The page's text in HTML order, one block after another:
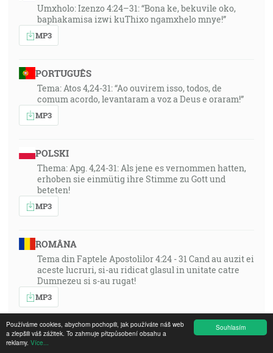
Souhlasím
Používáme cookies, abychom pochopili, jak používáte náš web
a zlepšili váš zážitek. To zahrnuje přizpůsobení obsahu a
reklamy. Více...
Umxholo: Izenzo 4:24–31: “Bona ke, bekuvile oko,
baphakamisa izwi kuThixo ngamxhelo mnye!”
MP3
PORTUGUÊS
Tema: Atos 4,24-31: “Ao ouvirem isso, todos, de
comum acordo, levantaram a voz a Deus e oraram!”
MP3
POLSKI
Thema: Apg. 4,24-31: Als jene es vernommen hatten,
erhoben sie einmütig ihre Stimme zu Gott und
beteten!
MP3
ROMÂNA
Tema din Faptele Apostolilor 4:24 - 31 Cand au auzit ei
aceste lucruri, si-au ridicat glasul in unitate catre
Dumnezeu si s-au rugat!
MP3
FRANÇAIS